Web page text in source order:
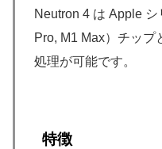
Neutron 4 は Apple
Pro, M1 Max）チップ
処理が可能です。
特徴